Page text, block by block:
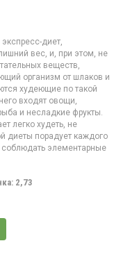
диет,
вес, и, при этом, не
веществ,
организм от шлаков и
худеющие по такой
входят овощи,
и несладкие фрукты.
легко худеть, не
диеты порадует каждого
элементарные
2,73